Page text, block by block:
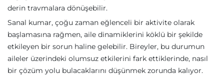
derin travmalara dönüşebilir.
Sanal kumar, çoğu zaman eğlenceli bir aktivite olarak
başlamasına rağmen, aile dinamiklerini köklü bir şekilde
etkileyen bir sorun haline gelebilir. Bireyler, bu durumun
aileler üzerindeki olumsuz etkilerini fark ettiklerinde, nasıl
bir çözüm yolu bulacaklarını düşünmek zorunda kalıyor.